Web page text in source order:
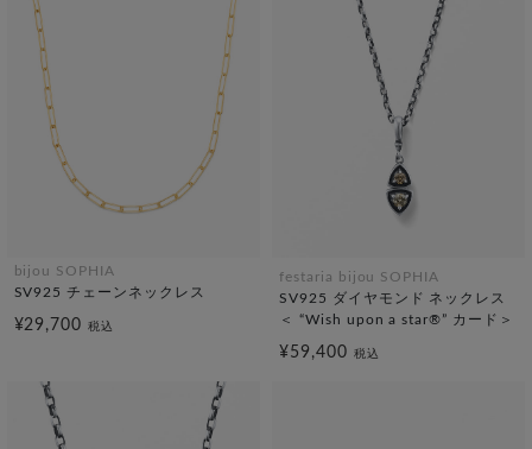
bijou SOPHIA
SV925 チェーンネックレス
¥29,700税込
festaria bijou SOPHIA
SV925 ダイヤモンド ネックレス
＜ “Wish upon a star®” カード＞
¥59,400 税込